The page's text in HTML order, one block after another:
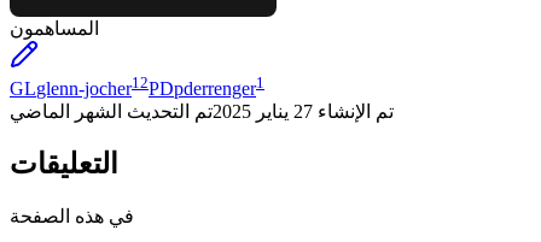
المساهمون
GLglenn-jocher12PDpderrenger1
تم الإنشاء 27 يناير 2025 تم التحديث الشهر الماضي
التعليقات
في هذه الصفحة